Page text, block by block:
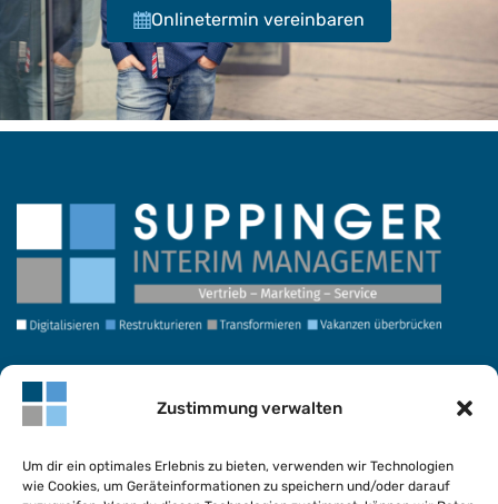
Zustimmung verwalten
Um dir ein optimales Erlebnis zu bieten, verwenden wir Technologien
wie Cookies, um Geräteinformationen zu speichern und/oder darauf
Onlinetermin vereinbaren
Termin vereinbaren
Anmeldung Newsletter
Kontakt